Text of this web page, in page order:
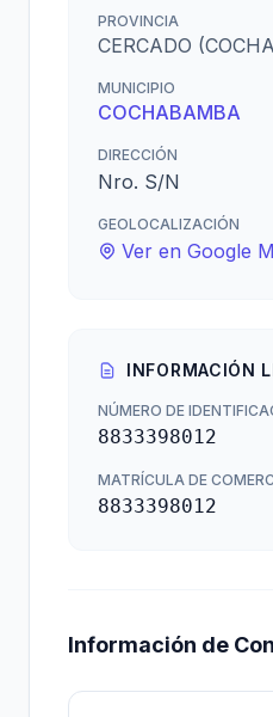
PROVINCIA
CERCADO
MUNICIPIO
COCHABAMBA
DIRECCIÓN
Nro. S/N
GEOLOCALIZACIÓN
Ver en Google
INFORMACIÓN
NÚMERO DE
8833398012
MATRÍCULA DE
8833398012
Información de